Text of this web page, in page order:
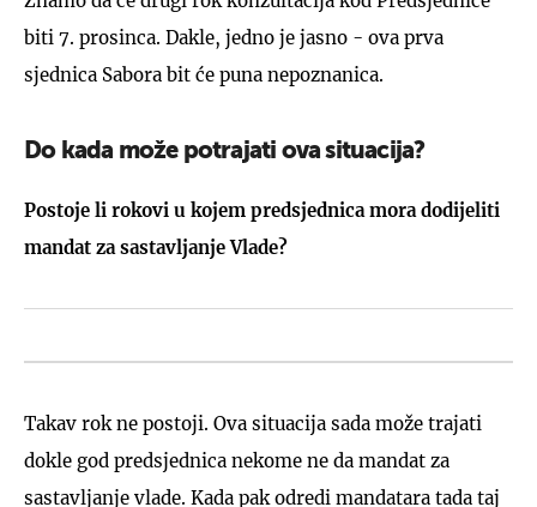
biti 7. prosinca. Dakle, jedno je jasno - ova prva
sjednica Sabora bit će puna nepoznanica.
Do kada može potrajati ova situacija?
Postoje li rokovi u kojem predsjednica mora dodijeliti
mandat za sastavljanje Vlade?
Takav rok ne postoji. Ova situacija sada može trajati
dokle god predsjednica nekome ne da mandat za
sastavljanje vlade. Kada pak odredi mandatara tada taj